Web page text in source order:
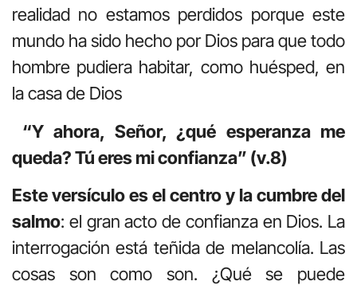
realidad no estamos perdidos porque este
mundo ha sido hecho por Dios para que todo
hombre pudiera habitar, como huésped, en
la casa de Dios
“Y ahora, Señor, ¿qué esperanza me
queda? Tú eres mi confianza” (v.8)
Este versículo es el centro y la cumbre del
salmo: el gran acto de confianza en Dios. La
interrogación está teñida de melancolía. Las
cosas son como son. ¿Qué se puede